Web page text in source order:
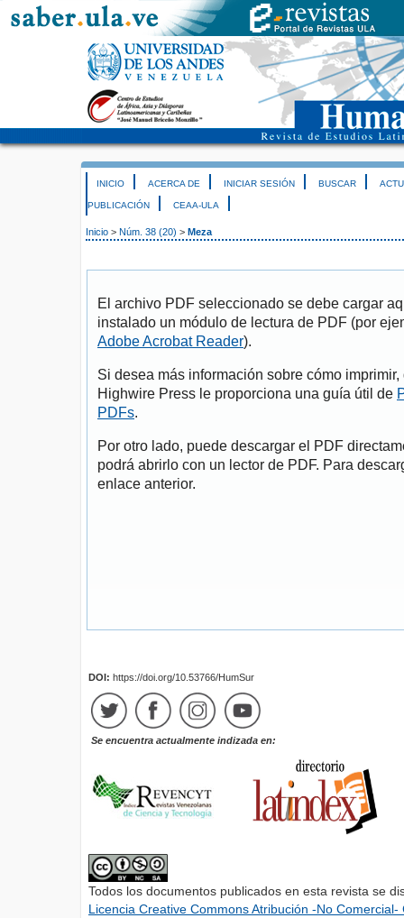
INICIO ACERCA DE INICIAR SESIÓN BUSCAR
PUBLICACIÓN CEAA-ULA
Inicio > Núm. 38 (20) > Meza
El archivo PDF seleccionado se debe cargar
instalado un módulo de lectura de PDF (por
Adobe Acrobat Reader).
Si desea más información sobre cómo
Highwire Press le proporciona una guía útil de
PDFs.
Por otro lado, puede descargar el PDF
podrá abrirlo con un lector de PDF. Para
enlace anterior.
DOI: https://doi.org/10.53766/HumSur
Se encuentra actualmente indizada en:
Todos los documentos publicados en esta revista se
Licencia Creative Commons Atribución -No